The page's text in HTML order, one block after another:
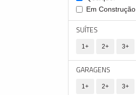
Em Construção
SUÍTES
1+ 2+ 3+
GARAGENS
1+ 2+ 3+